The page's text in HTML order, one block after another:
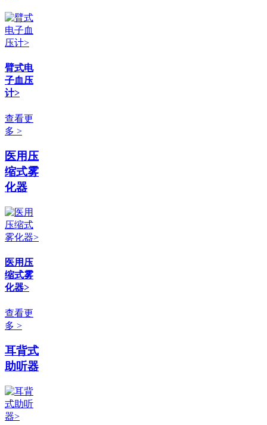
臂式电
子血压
计>
查看更
多 >
医用压
缩式雾
化器
医用压
缩式雾
化器>
查看更
多 >
耳背式
助听器